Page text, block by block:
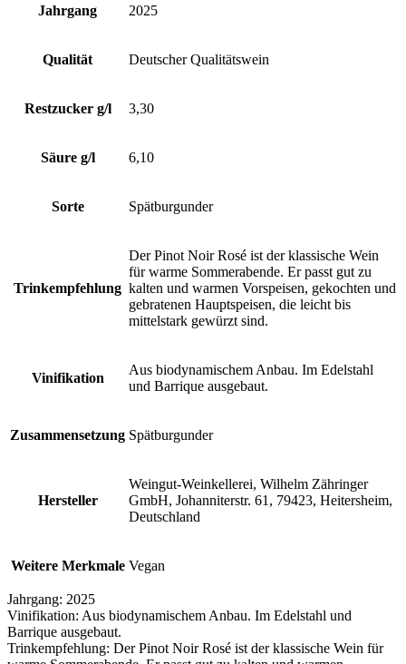
Jahrgang 2025
Qualität Deutscher Qualitätswein
Restzucker g/l 3,30
Säure g/l 6,10
Sorte Spätburgunder
Trinkempfehlung
Der Pinot Noir Rosé ist der klassische Wein
für warme Sommerabende. Er passt gut zu
kalten und warmen Vorspeisen, gekochten und
gebratenen Hauptspeisen, die leicht bis
mittelstark gewürzt sind.
Vinifikation
Aus biodynamischem Anbau. Im Edelstahl
und Barrique ausgebaut.
Zusammensetzung Spätburgunder
Hersteller
Weingut-Weinkellerei, Wilhelm Zähringer
GmbH, Johanniterstr. 61, 79423, Heitersheim,
Deutschland
Weitere Merkmale Vegan
Jahrgang: 2025
Vinifikation: Aus biodynamischem Anbau. Im Edelstahl und
Barrique ausgebaut.
Trinkempfehlung: Der Pinot Noir Rosé ist der klassische Wein für